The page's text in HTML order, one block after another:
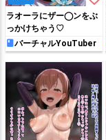
ラオーラにザー◯ンをぶ
っかけちゃう♡
バーチャルYouTuber